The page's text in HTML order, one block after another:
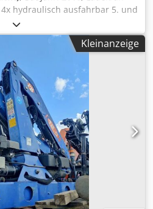
4x hydraulisch ausfahrbar 5. und
Cevoman bv. Lenskensdijk 5
Aliock
Kleinanzeige